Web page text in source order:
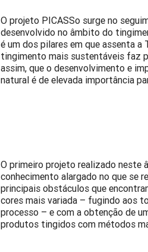
O projeto PICASSo surge no
desenvolvido no âmbito do
é um dos pilares em que assenta
tingimento mais sustentáveis faz
assim, que o desenvolvimento e
natural é de elevada importância
O primeiro projeto realizado neste
conhecimento alargado no que se
principais obstáculos que
cores mais variada – fugindo aos
processo – e com a obtenção de
produtos tingidos com métodos